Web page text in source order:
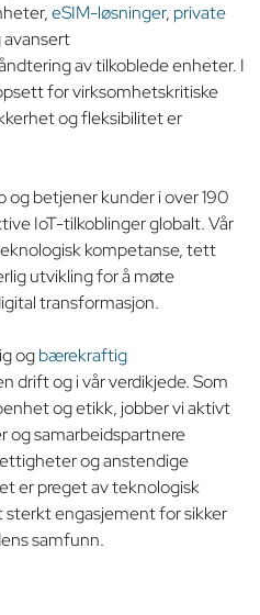
eSIM-løsninger, private
avansert
av tilkoblede enheter. I
for virksomhetskritiske
og fleksibilitet er
betjener kunder i over 190
IoT-tilkoblinger globalt. Vår
kompetanse, tett
utvikling for å møte
transformasjon.
ogbærekraftig
drift og i vår verdikjede. Som
og etikk, jobber vi aktivt
og samarbeidspartnere
og anstendige
er preget av teknologisk
engasjement for sikker
samfunn.